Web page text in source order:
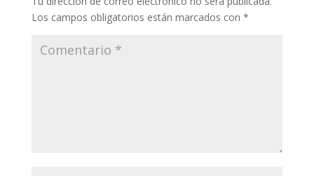
Los campos obligatorios están marcados con *